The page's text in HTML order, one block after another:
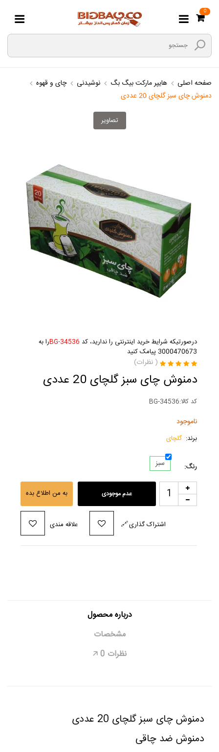
0
صفحه اصلی هایپر مارکت بیگ بگ نوشیدنی
چای و قهوه
دمنوش چای سبز گلچای 20 عددی
تصاویر
درصورتیکه شرایط خرید اینترنتی را ندارید، کد BG-34536را به
3000470673 پیامک کنید
( نظرات)
دمنوش چای سبز گلچای 20 عددی
کد کالا:BG-34536
ناموجود
برند: گلچای
رنگ: سبز
عدم موجودی به من اطلاع بده
علاقه مندی 🔗اشتراک گذاری
درباره محصول
مشخصات
نظرات 0
🡥
دمنوش چای سبز گلچای 20 عددی
دمنوش ضد چاقی